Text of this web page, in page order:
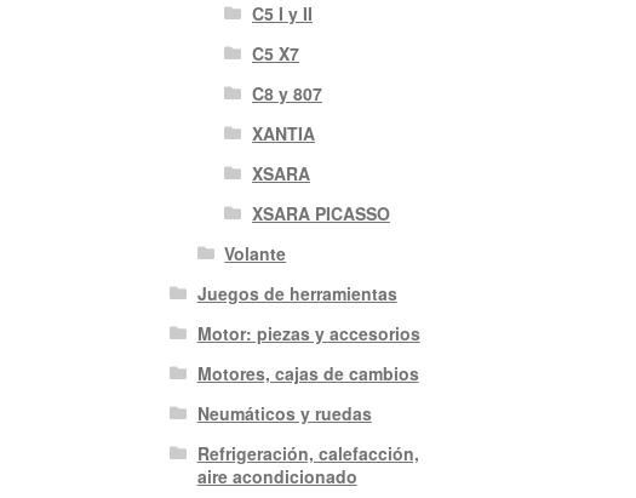
C5 I y II
C5 X7
C8 y 807
XANTIA
XSARA
XSARA PICASSO
Volante
Juegos de herramientas
Motor: piezas y accesorios
Motores, cajas de cambios
Neumáticos y ruedas
Refrigeración, calefacción,
aire acondicionado